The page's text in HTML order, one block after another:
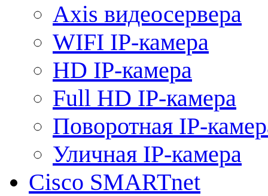
Axis видеосервера
WIFI IP-камера
HD IP-камера
Full HD IP-камера
Поворотная IP-
Уличная IP-камера
Cisco SMARTnet